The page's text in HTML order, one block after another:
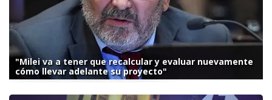
"Milei va a tener que recalcular y evaluar nuevamente
cómo llevar adelante su proyecto"